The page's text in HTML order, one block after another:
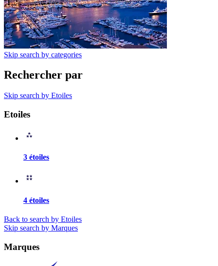
Skip search by categories
Rechercher par
Skip search by Etoiles
Etoiles
3 étoiles
4 étoiles
Back to search by Etoiles
Skip search by Marques
Marques